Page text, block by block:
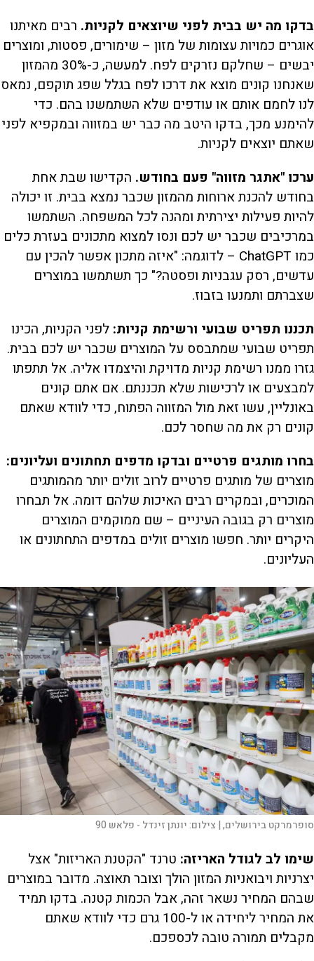
בדקו מה יש בבית לפני שיוצאים לקניות. רבים מאיתנו
אוגרים כמויות עצומות של מזון – שימורים, פסטות, ומוצרים
יבשים – שחלקם נזרקים לפח. למעשה, כ-30% מהמזון
שאנחנו קונים מוצא את דרכו לפח בגלל שפג תוקפם, נמאס
לנו לחמם אותם או עודפים שלא השתמשנו בהם. כדי
להימנע מכך, בדקו היטב מה כבר יש במזווה ובמקפיא לפני
שאתם יוצאים לקניות.
ערכו "אתגר מזווה" פעם בחודש. הקדישו שבת אחת
בחודש להכנת ארוחות מהמזון שכבר נמצא בבית. זו יכולה
להיות פעילות יצירתית ומהנה לכל המשפחה. השתמשו
במרכיבים שכבר יש לכם ונסו למצוא מתכונים בעזרת כלים
כמו ChatGPT – לדוגמה: "איזה מתכון אפשר להכין עם
עדשים, רסק עגבניות ופסטה?" כך תשתמשו במוצרים
שצברתם ותמנעו בזבוז.
תכננו תפריט שבועי ורשימת קניות: לפני הקניות, הכינו
תפריט שבועי שמתבסס על המוצרים שכבר יש לכם בבית.
גזרו ממנו רשימת קניות מדויקת והיצמדו אליה. אל תתפתו
למבצעים או לרכישות שלא תכננתם. אם אתם קונים
באונליין, עשו זאת מול המזווה הפתוח, כדי לוודא שאתם
קונים רק את מה שחסר לכם.
בחרו מותגים פרטיים ובדקו מדפים תחתונים ועליונים:
מוצרים של מותגים פרטיים לרוב זולים יותר מהמותגים
המוכרים, ובמקרים רבים האיכות שלהם דומה. אל תבחרו
מוצרים רק בגובה העיניים – שם ממוקמים המוצרים
היקרים יותר. חפשו מוצרים זולים במדפים התחתונים או
העליונים.
סופרמרקט בירושלים, | צילום:יונתן זינדל - פלאש 90
שימו לב לגודל האריזה: טרנד "הקטנת האריזות" אצל
יצרניות ויבואניות המזון הולך וצובר תאוצה. מדובר במוצרים
שבהם המחיר נשאר זהה, אבל הכמות קטנה. בדקו תמיד
את המחיר ליחידה או ל-100 גרם כדי לוודא שאתם
מקבלים תמורה טובה לכספכם.